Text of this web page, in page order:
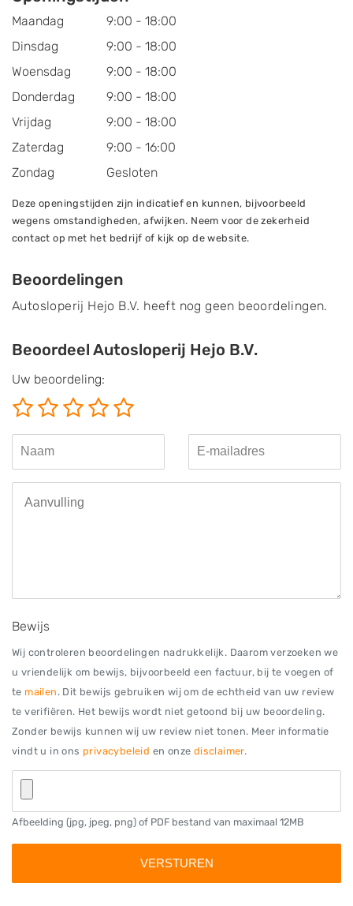
Maandag
9:00 - 18:00
Dinsdag
9:00 - 18:00
Woensdag
9:00 - 18:00
Donderdag
9:00 - 18:00
Vrijdag
9:00 - 18:00
Zaterdag
9:00 - 16:00
Zondag
Gesloten
Deze openingstijden zijn indicatief en kunnen, bijvoorbeeld
wegens omstandigheden, afwijken. Neem voor de zekerheid
contact op met het bedrijf of kijk op de website.
Beoordelingen
Autosloperij Hejo B.V. heeft nog geen beoordelingen.
Beoordeel Autosloperij Hejo B.V.
Uw beoordeling:
Bewijs
Wij controleren beoordelingen nadrukkelijk. Daarom verzoeken we
u vriendelijk om bewijs, bijvoorbeeld een factuur, bij te voegen of
te mailen . Dit bewijs gebruiken wij om de echtheid van uw review
te verifiëren. Het bewijs wordt niet getoond bij uw beoordeling.
Zonder bewijs kunnen wij uw review niet tonen. Meer informatie
vindt u in ons privacybeleid en onze disclaimer.
Afbeelding (jpg, jpeg, png) of PDF bestand van maximaal 12MB